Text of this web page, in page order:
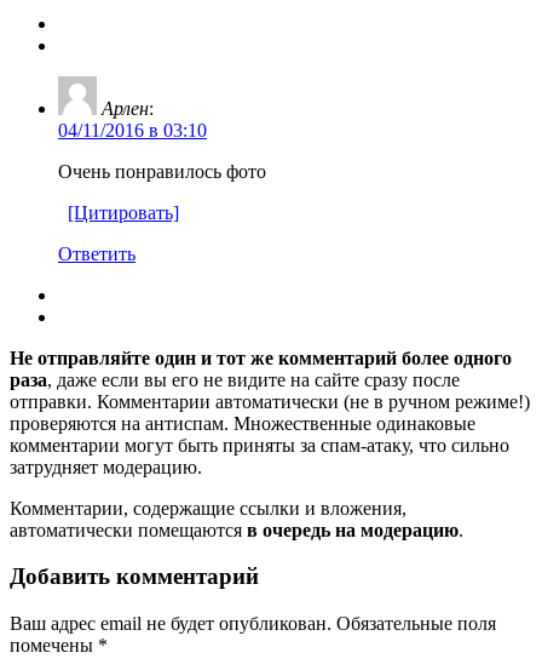
Арлен:
04/11/2016 в 03:10
Очень понравилось фото
[Цитировать]
Ответить
Не отправляйте один и тот же комментарий более одного
раза, даже если вы его не видите на сайте сразу после
отправки. Комментарии автоматически (не в ручном режиме!)
проверяются на антиспам. Множественные одинаковые
комментарии могут быть приняты за спам-атаку, что сильно
затрудняет модерацию.
Комментарии, содержащие ссылки и вложения,
автоматически помещаются в очередь на модерацию.
Добавить комментарий
Ваш адрес email не будет опубликован. Обязательные поля
помечены *